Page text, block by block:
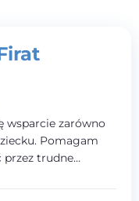
wsparcie zarówno
Pomagam
przez trudne
na
otwartej